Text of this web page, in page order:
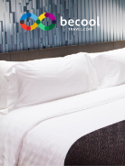
Zum
Hauptinhalt
springen